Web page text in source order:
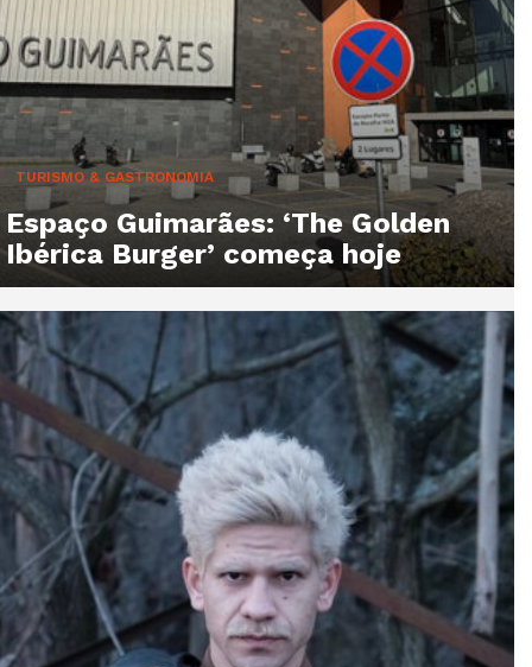
TURISMO & GASTRONOMIA
Espaço Guimarães: ‘The Golden
Ibérica Burger’ começa hoje